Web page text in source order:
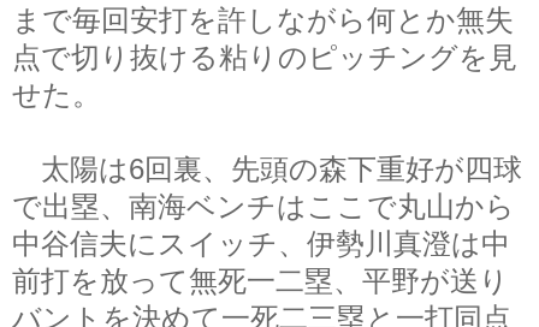
まで毎回安打を許しながら何とか無失
点で切り抜ける粘りのピッチングを見
せた。
太陽は6回裏、先頭の森下重好が四球
で出塁、南海ベンチはここで丸山から
中谷信夫にスイッチ、伊勢川真澄は中
前打を放って無死一二塁、平野が送り
バントを決めて一死二三塁と一打同点